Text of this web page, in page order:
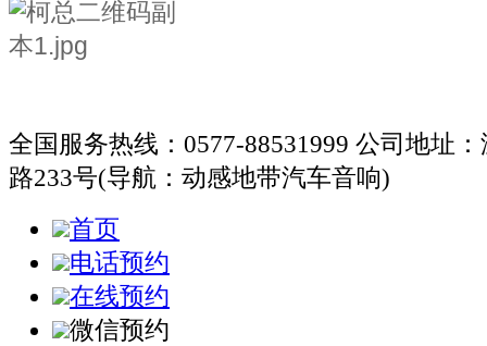
全国服务热线：0577-88531999 公司地址
路233号(导航：动感地带汽车音响)
首页
电话预约
在线预约
微信预约